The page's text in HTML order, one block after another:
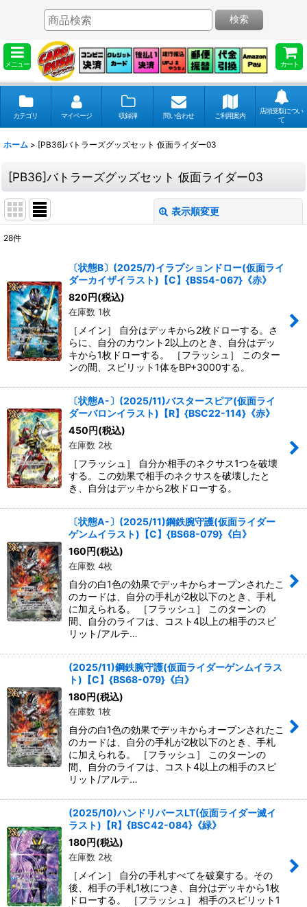
メニュー カート
検索
カテゴリ マイページ 収録弾 問い合わせ ご利用案内
店頭受取につい
て
ホーム > [PB36]バトラーズグッズセット 仮面ライダー03
[PB36]バトラーズグッズセット 仮面ライダー03
表示順変更
並び順:
絞り込む
28件
〔状態B〕(2025/7)イラプションドロー(仮面ライ
ダーカイザイラスト)【C】{BS54-067}《赤》
820 円(税込)
在庫数 1枚
［メイン］ 自分はデッキから2枚ドローする。さ
らに、自分のカウント2以上のとき、自分はデッ
キから1枚ドローする。 ［フラッシュ］ このター
ンの間、スピリット1体をBP+3000する。
〔状態A-〕(2025/11)バスタースピア(仮面ライ
ダーバロンイラスト)【R】{BSC22-114}《赤》
450 円(税込)
在庫数 2枚
［フラッシュ］ 自分か相手のネクサス1つを破壊
する。この効果で相手のネクサスを破壊したと
き、自分はデッキから2枚ドローする。
〔状態A-〕(2025/11)鋼鉄腕守護(仮面ライダー
ゲンムイラスト)【C】{BS68-079}《白》
160 円(税込)
在庫数 4枚
自分の白1色の効果でデッキからオープンされたこ
のカードは、自分の手札が2枚以下のとき、手札
に加えられる。 ［フラッシュ］ このターンの
間、自分のライフは、コスト4以上の相手のスピ
リット/アルテ…
(2025/11)鋼鉄腕守護(仮面ライダーゲンムイラス
ト)【C】{BS68-079}《白》
180 円(税込)
在庫数 1枚
自分の白1色の効果でデッキからオープンされたこ
のカードは、自分の手札が2枚以下のとき、手札
に加えられる。 ［フラッシュ］ このターンの
間、自分のライフは、コスト4以上の相手のスピ
リット/アルテ…
(2025/10)ハンドリバースLT(仮面ライダー滅イ
ラスト)【R】{BSC42-084}《緑》
180 円(税込)
在庫数 2枚
［メイン］ 自分の手札すべてを破棄する。その
後、相手の手札1枚につき、自分はデッキから1枚
ドローする。 ［フラッシュ］ 相手のスピリット1